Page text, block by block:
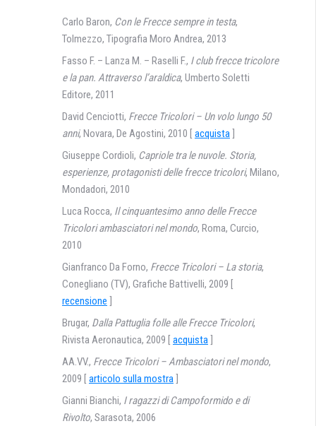
Carlo Baron, Con le Frecce sempre in testa,
Tolmezzo, Tipografia Moro Andrea, 2013
Fasso F. – Lanza M. – Raselli F., I club frecce tricolore
e la pan. Attraverso l’araldica, Umberto Soletti
Editore, 2011
David Cenciotti, Frecce Tricolori – Un volo lungo 50
anni, Novara, De Agostini, 2010 [ acquista]
Giuseppe Cordioli, Capriole tra le nuvole. Storia,
esperienze, protagonisti delle frecce tricolori, Milano,
Mondadori, 2010
Luca Rocca, Il cinquantesimo anno delle Frecce
Tricolori ambasciatori nel mondo, Roma, Curcio,
2010
Gianfranco Da Forno, Frecce Tricolori – La storia,
Conegliano (TV), Grafiche Battivelli, 2009 [
recensione ]
Brugar, Dalla Pattuglia folle alle Frecce Tricolori,
Rivista Aeronautica, 2009 [ acquista]
AA.VV., Frecce Tricolori – Ambasciatori nel mondo,
2009 [ articolo sulla mostra]
Gianni Bianchi, I ragazzi di Campoformido e di
Rivolto, Sarasota, 2006